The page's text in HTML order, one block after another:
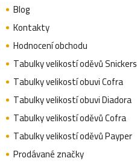
Blog
Kontakty
Hodnocení obchodu
Tabulky velikostí oděvů Snickers
Tabulky velikostí obuvi Cofra
Tabulky velikostí obuvi Diadora
Tabulky velikostí oděvů Cofra
Tabulky velikostí oděvů Payper
Prodávané značky